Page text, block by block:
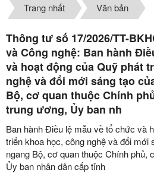
Trang nhất Văn bản
Thông tư số 17/2026/TT-
và Công nghệ: Ban hành
và hoạt động của Quỹ phát
nghệ và đổi mới sáng tạo
Bộ, cơ quan thuộc Chính
trung ương, Ủy ban nh
Ban hành Điều lệ mẫu về tổ chức và
triển khoa học, công nghệ và đổi mới
ngang Bộ, cơ quan thuộc Chính phủ,
Ủy ban nhân dân cấp tỉnh